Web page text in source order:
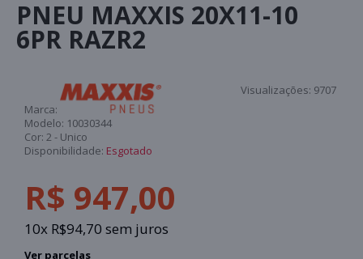
PNEU MAXXIS 20X11-10
6PR RAZR2
Visualizações: 9707
Marca:
Modelo: 10030344
Cor: 2 - Unico
Disponibilidade: Esgotado
R$ 947,00
10x R$94,70 sem juros
Ver parcelas